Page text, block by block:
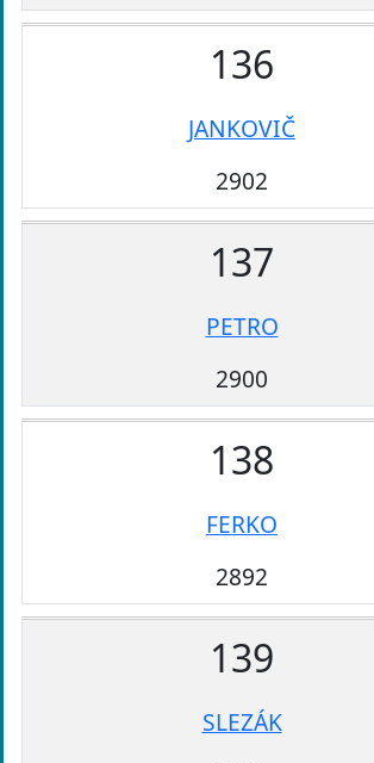
136
JANKOVIČ
2902
137
PETRO
2900
138
FERKO
2892
139
SLEZÁK